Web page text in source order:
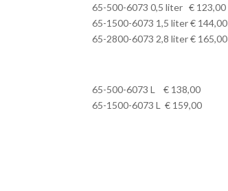
65-500-6073 0,5 liter € 123,00
65-1500-6073 1,5 liter € 144,00
65-2800-6073 2,8 liter € 165,00
65-500-6073 L € 138,00
65-1500-6073 L € 159,00